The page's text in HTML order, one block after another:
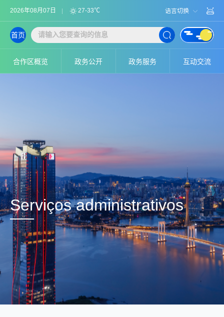
2026年08月07日 27-33℃ 语言切换
合作区概览 政务公开 政务服务 互动交流
首页
Serviços administrativos